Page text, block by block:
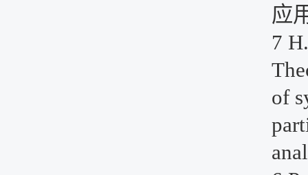
应
7
of